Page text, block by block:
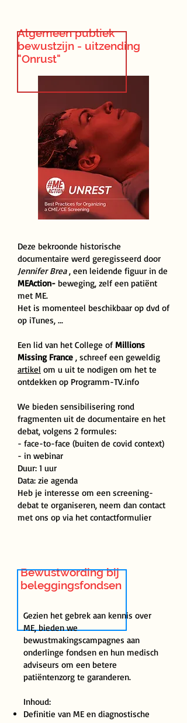
Algemeen publiek
bewustzijn - uitzending
"Onrust"
Deze bekroonde historische
documentaire werd geregisseerd door
Jennifer Brea, een leidende figuur in de
MEAction- beweging, zelf een patiënt
met ME.
Het is momenteel beschikbaar op dvd of
op iTunes, ...
Een lid van het College of Millions
Missing France , schreef een geweldig
artikel om u uit te nodigen om het te
ontdekken op Programm-TV.info
We bieden sensibilisering rond
fragmenten uit de documentaire en het
debat, volgens 2 formules:
- face-to-face (buiten de covid context)
- in webinar
Duur: 1 uur
Data: zie agenda
Heb je interesse om een screening-
debat te organiseren, neem dan contact
met ons op via het contactformulier
Bewustwording bij
beleggingsfondsen
Gezien het gebrek aan kennis over
ME, bieden we
bewustmakingscampagnes aan
onderlinge fondsen en hun medisch
adviseurs om een ​​betere
patiëntenzorg te garanderen.
Inhoud:
Definitie van ME en diagnostische